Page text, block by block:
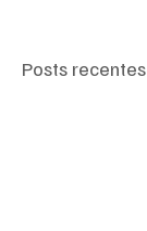
Posts recentes